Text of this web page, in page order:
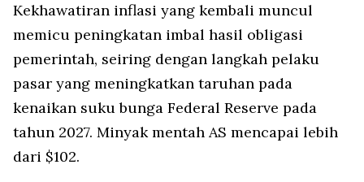
Kekhawatiran inflasi yang kembali muncul
memicu peningkatan imbal hasil obligasi
pemerintah, seiring dengan langkah pelaku
pasar yang meningkatkan taruhan pada
kenaikan suku bunga Federal Reserve pada
tahun 2027. Minyak mentah AS mencapai lebih
dari $102.